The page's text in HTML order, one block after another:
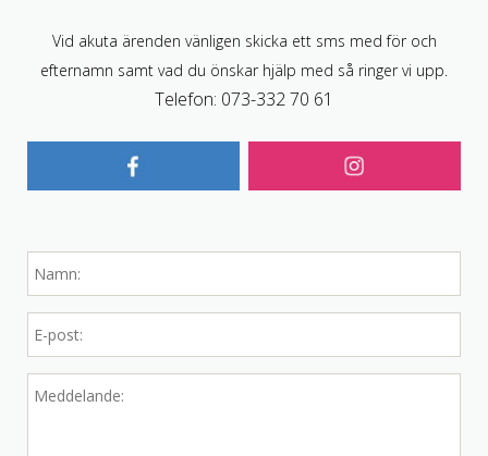
Vid akuta ärenden vänligen skicka ett sms med för och
efternamn samt vad du önskar hjälp med så ringer vi upp.
Telefon: 073-332 70 61